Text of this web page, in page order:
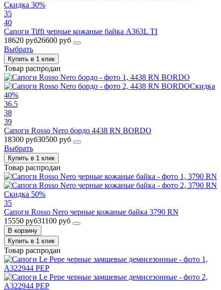
Скидка 30%
35
40
Сапоги Tiffi черные кожаные байка A363L TI
18620 руб26600 руб
Выбрать
Купить в 1 клик
Товар распродан
Скидка
40%
36.5
38
39
Сапоги Rosso Nero бордо 4438 RN BORDO
18300 руб30500 руб
Выбрать
Купить в 1 клик
Товар распродан
Скидка 50%
35
Сапоги Rosso Nero черные кожаные байка 3790 RN
15550 руб31100 руб
В корзину
Купить в 1 клик
Товар распродан